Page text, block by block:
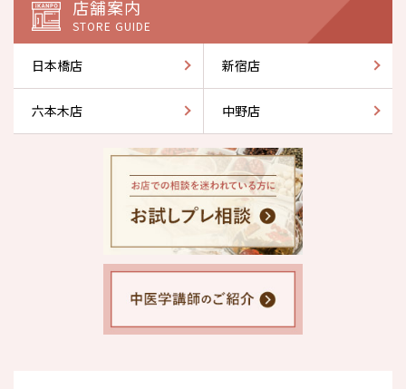
店舗案内
STORE GUIDE
日本橋店 新宿店
六本木店 中野店